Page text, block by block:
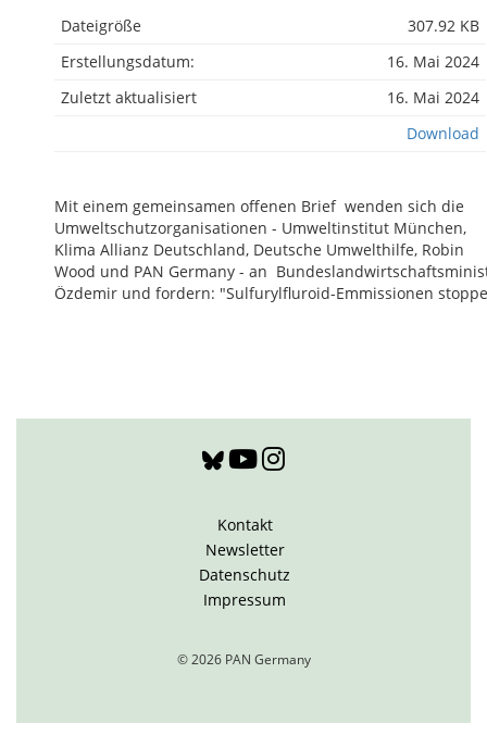
Dateigröße
307.92 KB
Erstellungsdatum:
16. Mai 2024
Zuletzt aktualisiert
16. Mai 2024
Download
Mit einem gemeinsamen offenen Brief wenden sich die
Umweltschutzorganisationen - Umweltinstitut München,
Klima Allianz Deutschland, Deutsche Umwelthilfe, Robin
Wood und PAN Germany - an
Özdemir und fordern: "Sulfurylfluroid-Emmissionen
Kontakt
Newsletter
Datenschutz
Impressum
© 2026 PAN Germany